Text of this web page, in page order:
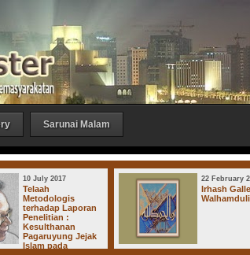
Sarunai Malam
10 July 2017
Telaah
Metodologis
terhadap Laporan
Penelitian :
Kesulthanan
Pagaruyung Jejak
Islam pada
22 February 2017
Irhash Gallery : "
Walhamdulillah "